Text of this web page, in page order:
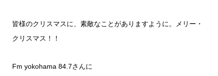
皆様のクリスマスに、素敵なことがありますように。メリー・
クリスマス！！
Fm yokohama 84.7さんに